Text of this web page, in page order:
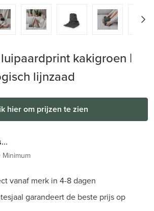
kakigroen |
lijnzaad
hier om prijzen te zien
vanaf merk in 4-8 dagen
garandeert de beste prijs op